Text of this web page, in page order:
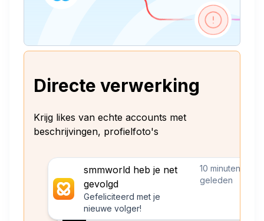
Directe verwerking
Krijg likes van echte accounts met
beschrijvingen, profielfoto's
smmworld heb je net
gevolgd
Gefeliciteerd met je
nieuwe volger!
10 minuten
geleden